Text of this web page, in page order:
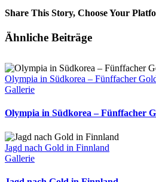
Share This Story, Choose Your
Facebook
X
Reddit
LinkedIn
Tumblr
Pinterest
Vk
E-
Ähnliche Beiträge
Olympia in Südkorea – Fünffacher
Gallerie
Olympia in Südkorea – Fünffacher
Jagd nach Gold in Finnland
Gallerie